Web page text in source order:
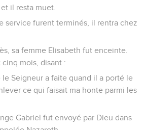
il resta muet.
service furent terminés, il rentra chez
sa femme Elisabeth fut enceinte.
cinq mois, disant :
le Seigneur a faite quand il a porté le
ce qui faisait ma honte parmi les
Gabriel fut envoyé par Dieu dans